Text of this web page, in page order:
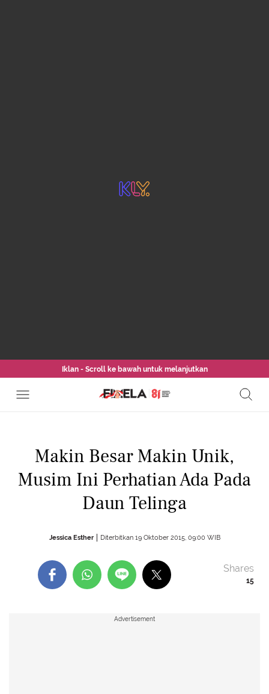
Iklan - Scroll ke bawah untuk melanjutkan
Makin Besar Makin Unik,
Musim Ini Perhatian Ada Pada
Daun Telinga
Jessica Esther Diterbitkan 19 Oktober 2015, 09:00 WIB
15
Shares
Advertisement